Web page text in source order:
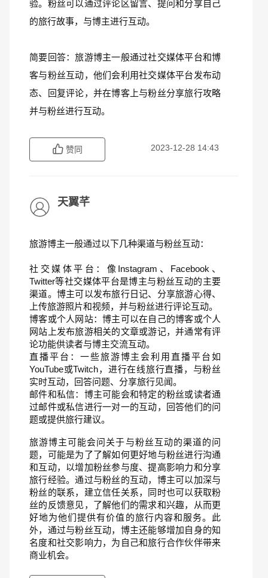
验。粉丝可以通过评论区留言、提问和分享自己
的旅行故事，与博主进行互动。
简要回答：旅游博主一般通过社交媒体平台和博
客与粉丝互动，他们会利用社交媒体平台发布动
态、回复评论，并在博客上与粉丝分享旅行攻略
并与粉丝进行互动。
赞同 2023-12-28 14:43
天翼芊
旅游博主一般通过以下几种渠道与粉丝互动：
社交媒体平台：像Instagram、Facebook、
Twitter等社交媒体平台是博主与粉丝互动的主要
渠道。博主可以发布旅行日记、分享旅游心得、
上传旅游照片和视频，并与粉丝进行评论互动。
博客或个人网站：博主可以在自己的博客或个人
网站上发布旅游相关的文章或游记，并通常有评
论功能供读者与博主交流互动。
直播平台：一些旅游博主会利用直播平台如
YouTube或Twitch，进行在线旅行直播，与粉丝
实时互动，回答问题、分享旅行见闻。
邮件和私信：博主可能会和特定的粉丝或读者通
过邮件或私信进行一对一的互动，回答他们的问
题或提供旅行建议。
旅游博主可能会问关于与粉丝互动的渠道的问
题，可能是为了了解如何更好地与粉丝进行沟通
和互动，以增加粉丝参与度、提高影响力和分享
旅行经验。通过与粉丝的互动，博主可以加深与
粉丝的联系，建立信任关系，同时也可以获取粉
丝的反馈意见，了解他们的需求和兴趣，从而更
好地为他们提供有价值的旅行内容和服务。此
外，通过与粉丝互动，博主还能够增加自身的知
名度和社交影响力，为自己和旅行合作伙伴带来
商业机会。